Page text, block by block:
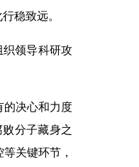
稳致远。
领导科研攻
决心和力度
分子藏身之
关键环节，